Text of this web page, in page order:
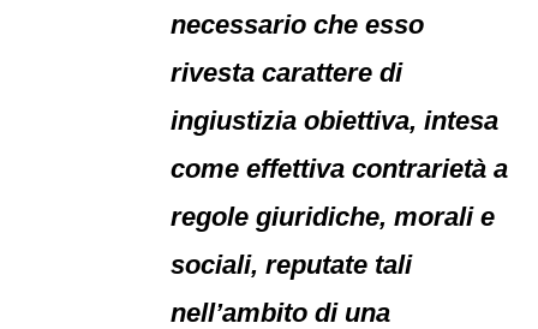
necessario che esso
rivesta carattere di
ingiustizia obiettiva, intesa
come effettiva contrarietà a
regole giuridiche, morali e
sociali, reputate tali
nell’ambito di una